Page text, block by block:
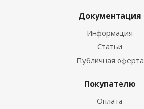
Документация
Информация
Статьи
Публичная оферта
Покупателю
Оплата